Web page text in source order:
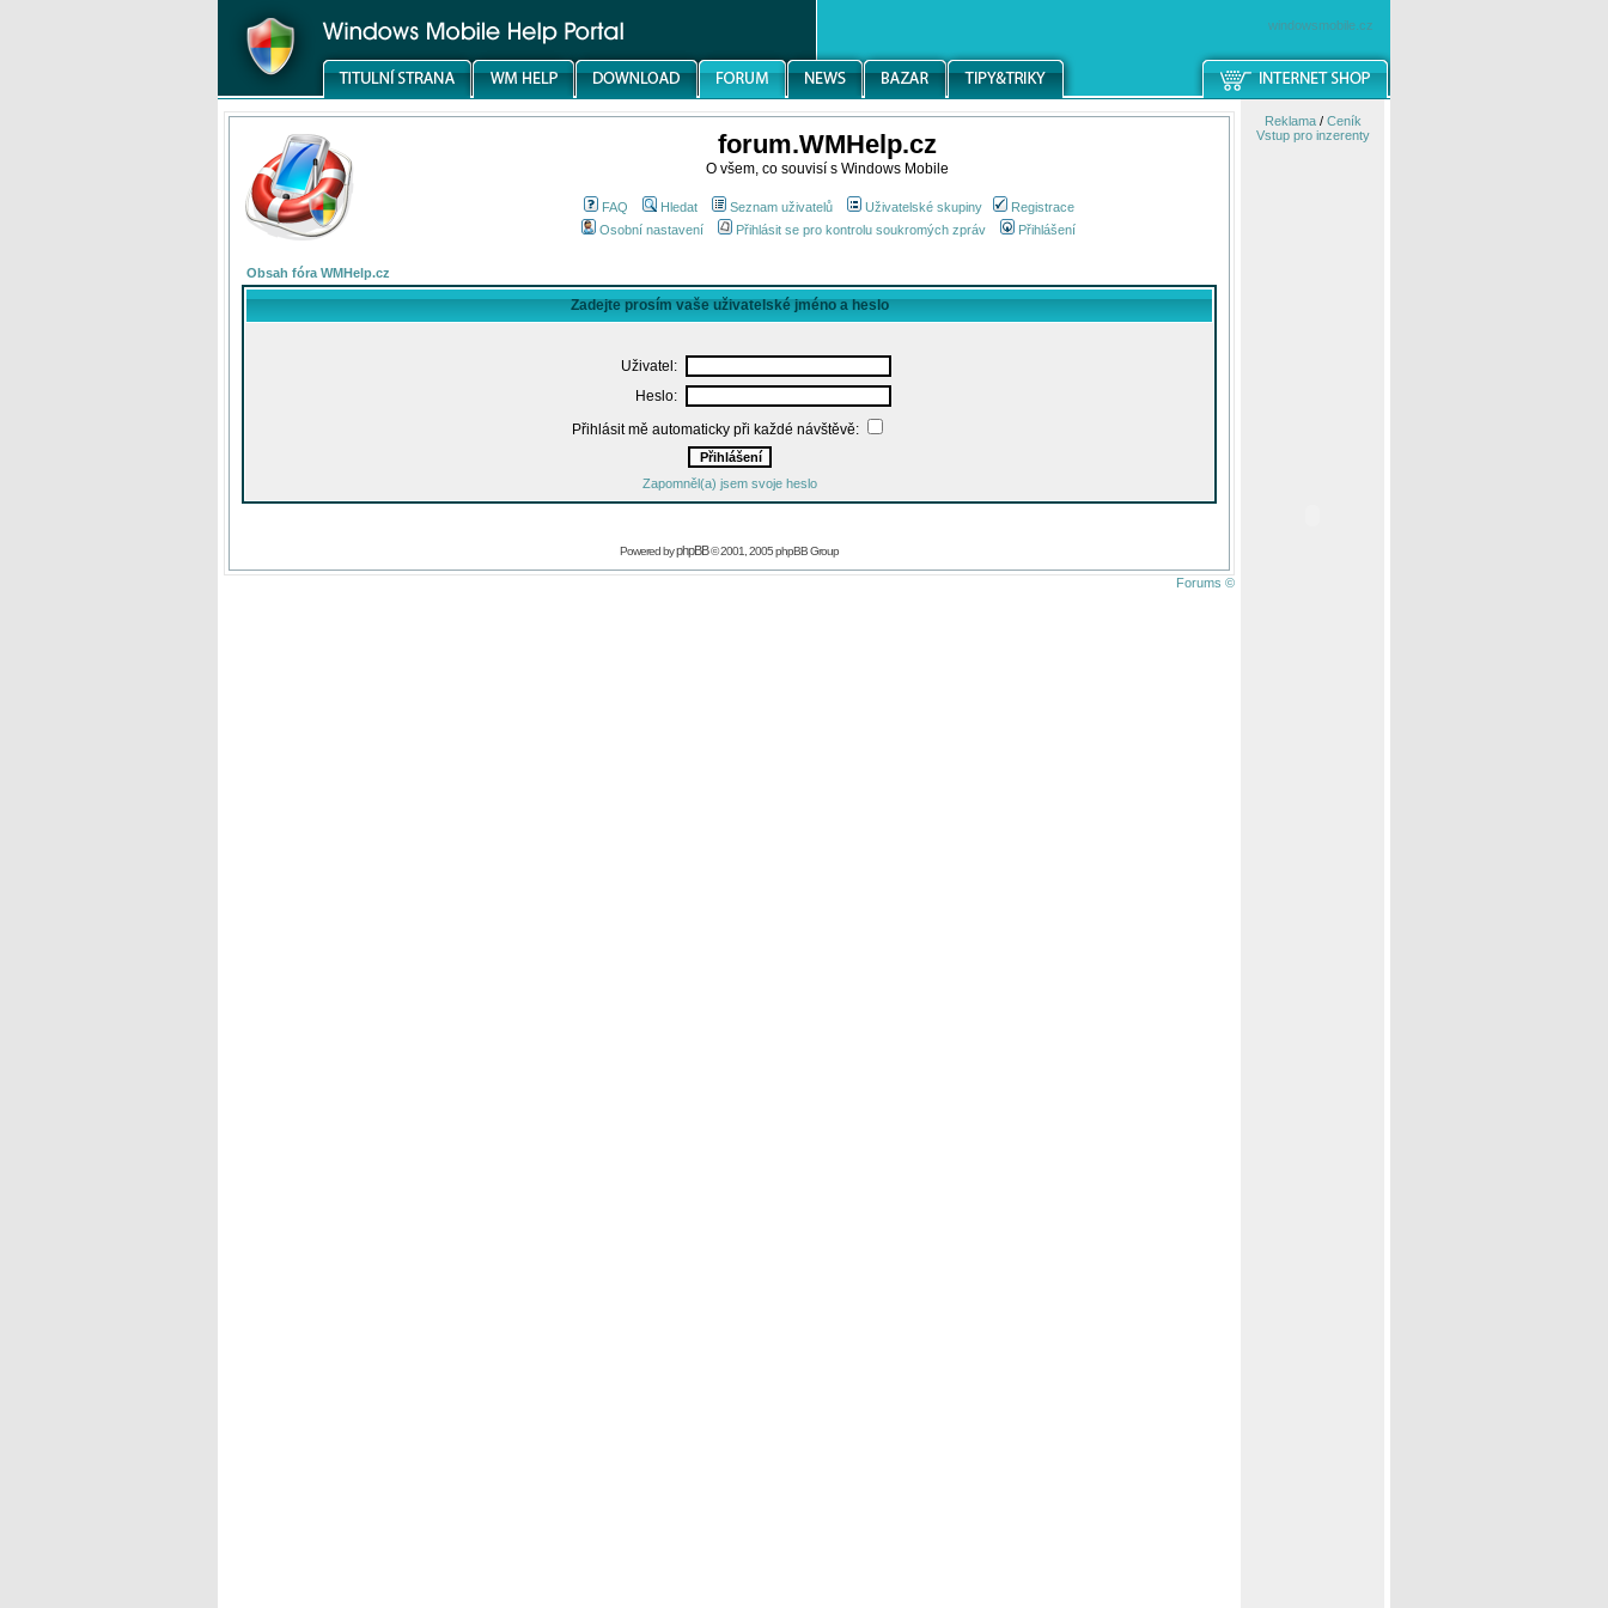
windowsmobile.cz
forum.WMHelp.cz
O všem, co souvisí s Windows Mobile
FAQ Hledat Seznam uživatelů Uživatelské skupiny
Registrace
Osobní nastavení
Přihlásit se pro kontrolu soukromých zpráv Přihlášení
Obsah fóra WMHelp.cz
Zadejte prosím vaše uživatelské jméno a heslo
Uživatel:
Heslo:
Přihlásit mě automaticky při každé návštěvě:
Zapomněl(a) jsem svoje heslo
Powered byphpBB© 2001, 2005 phpBB Group
Forums ©
Reklama/ Ceník
Vstup pro inzerenty